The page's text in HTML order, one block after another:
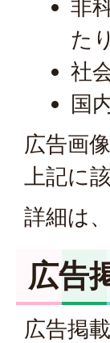
非
た
社
国
広告画
上記に
詳細は
広告
広告掲